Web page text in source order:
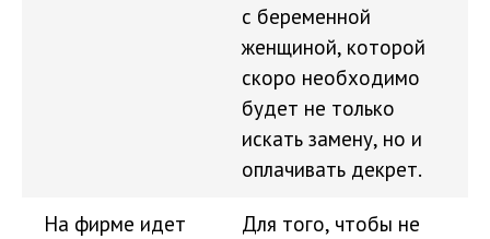
с беременной
женщиной, которой
скоро необходимо
будет не только
искать замену, но и
оплачивать декрет.
На фирме идет
Для того, чтобы не